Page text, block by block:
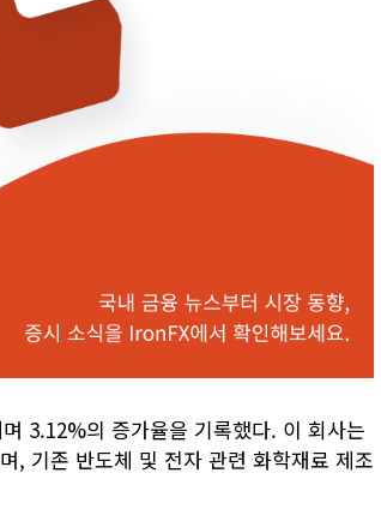
3.12%의 증가율을 기록했다. 이 회사는
, 기존 반도체 및 전자 관련 화학재료 제조